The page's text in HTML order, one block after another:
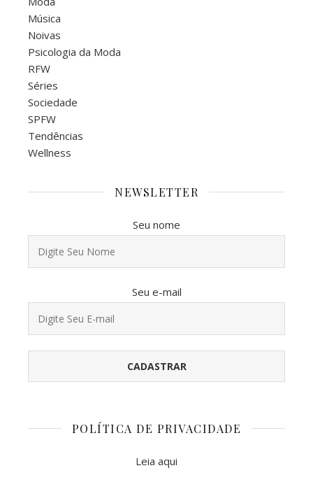
Música
Noivas
Psicologia da Moda
RFW
Séries
Sociedade
SPFW
Tendências
Wellness
NEWSLETTER
Seu nome
Seu e-mail
POLÍTICA DE PRIVACIDADE
Leia aqui